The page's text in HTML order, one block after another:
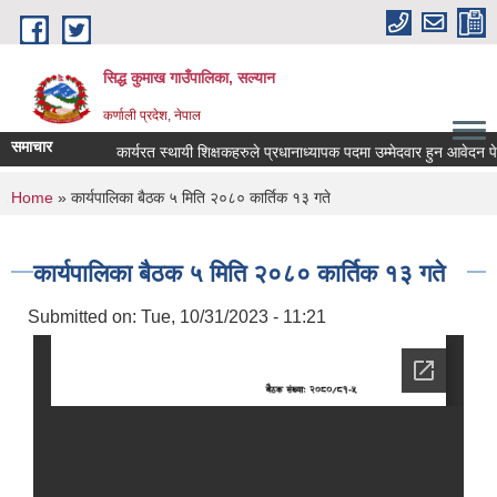
Skip to main content
सिद्ध कुमाख गाउँपालिका, सल्यान
कर्णाली प्रदेश, नेपाल
समाचार कार्यरत स्थायी शिक्षकहरुले प्रधानाध्यापक पदमा उम्मेदवार हुन आवेदन पेश
You are here
Home » कार्यपालिका बैठक ५ मिति २०८० कार्तिक १३ गते
कार्यपालिका बैठक ५ मिति २०८० कार्तिक १३ गते
Submitted on: Tue, 10/31/2023 - 11:21